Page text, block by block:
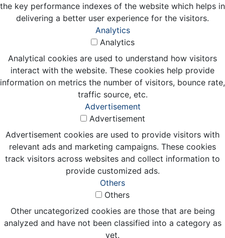
the key performance indexes of the website which helps in
delivering a better user experience for the visitors.
Analytics
Analytics
Analytical cookies are used to understand how visitors
interact with the website. These cookies help provide
information on metrics the number of visitors, bounce rate,
traffic source, etc.
Advertisement
Advertisement
Advertisement cookies are used to provide visitors with
relevant ads and marketing campaigns. These cookies
track visitors across websites and collect information to
provide customized ads.
Others
Others
Other uncategorized cookies are those that are being
analyzed and have not been classified into a category as
yet.